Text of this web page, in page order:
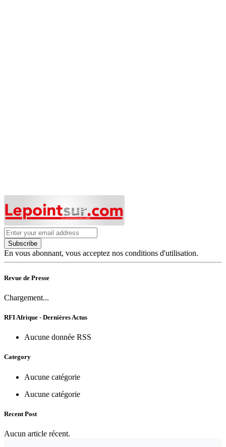
Subscribe
En vous abonnant, vous acceptez nos conditions d'utilisation.
Revue de Presse
Chargement...
RFI Afrique - Dernières Actus
Aucune donnée RSS
Category
Aucune catégorie
Aucune catégorie
Recent Post
Aucun article récent.